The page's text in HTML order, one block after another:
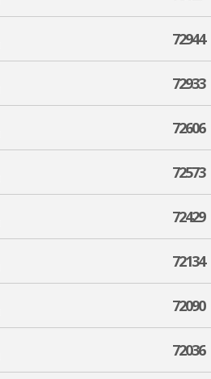
72944
72933
72606
72573
72429
72134
72090
72036